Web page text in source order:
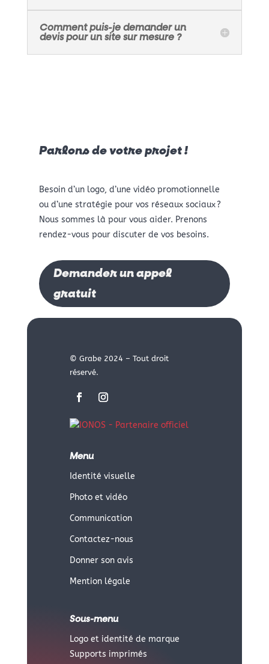
Comment puis-je demander un
devis pour un site sur mesure ?
Parlons de votre projet !
Besoin d’un logo, d’une vidéo promotionnelle
ou d’une stratégie pour vos réseaux sociaux ?
Nous sommes là pour vous aider. Prenons
rendez-vous pour discuter de vos besoins.
Demander un appel
gratuit
© Grabe 2024 – Tout droit
réservé.
Menu
Identité visuelle
Photo et vidéo
Communication
Contactez-nous
Donner son avis
Mention légale
Sous-menu
Logo et identité de marque
Supports imprimés